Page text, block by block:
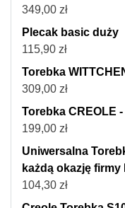
349,00 zł
Plecak basic duży
115,90 zł
Torebka
309,00 zł
Torebka CREOLE
199,00 zł
Uniwersalna
każdą okazję
104,30 zł